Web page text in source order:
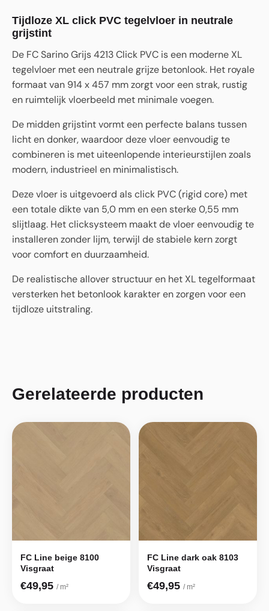
Tijdloze XL click PVC tegelvloer in neutrale
grijstint
De FC Sarino Grijs 4213 Click PVC is een moderne XL
tegelvloer met een neutrale grijze betonlook. Het royale
formaat van 914 x 457 mm zorgt voor een strak, rustig
en ruimtelijk vloerbeeld met minimale voegen.
De midden grijstint vormt een perfecte balans tussen
licht en donker, waardoor deze vloer eenvoudig te
combineren is met uiteenlopende interieurstijlen zoals
modern, industrieel en minimalistisch.
Deze vloer is uitgevoerd als click PVC (rigid core) met
een totale dikte van 5,0 mm en een sterke 0,55 mm
slijtlaag. Het clicksysteem maakt de vloer eenvoudig te
installeren zonder lijm, terwijl de stabiele kern zorgt
voor comfort en duurzaamheid.
De realistische allover structuur en het XL tegelformaat
versterken het betonlook karakter en zorgen voor een
tijdloze uitstraling.
Gerelateerde producten
FC Line beige 8100
Visgraat
€49,95 / m²
FC Line dark oak 8103
Visgraat
€49,95 / m²